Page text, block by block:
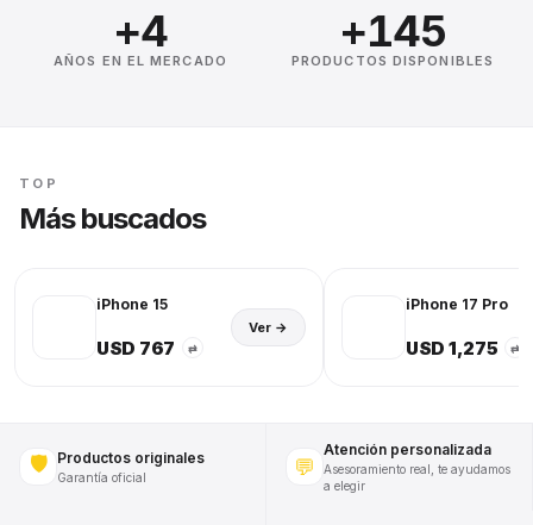
+4
AÑOS EN EL MERCADO
+145
PRODUCTOS DISPONIBLES
TOP
Más buscados
iPhone 15
USD 767 ⇄
Ver →
iPhone 17 Pro
USD 1,275 ⇄
🛡️ Productos originales
Garantía oficial 💬
Atención personalizada
Asesoramiento real, te ayudamos
a elegir